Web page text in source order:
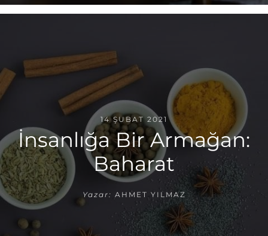
14 ŞUBAT 2021
İnsanlığa Bir Armağan:
Baharat
Yazar: AHMET YILMAZ